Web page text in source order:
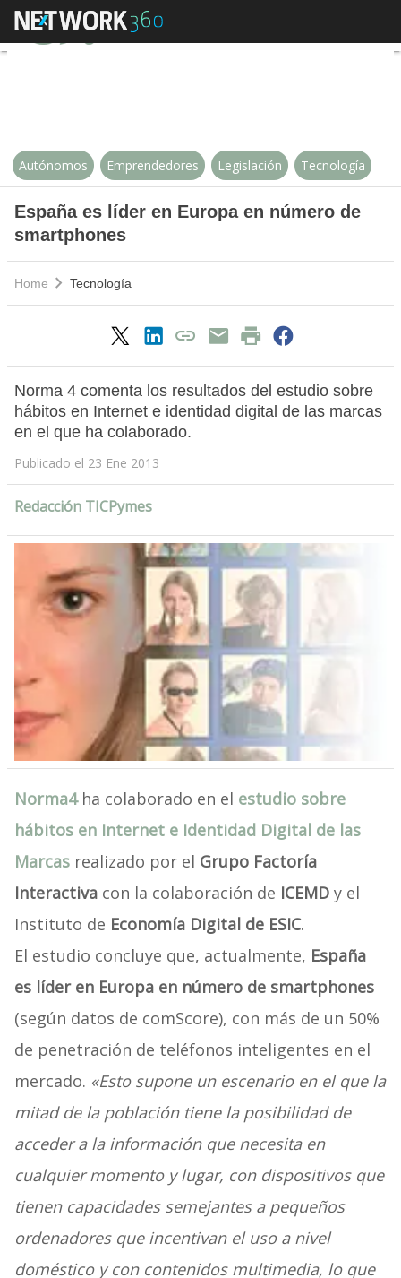
España es líder en Europa en
Autónomos Emprendedores Legislación Tecnología
España es líder en Europa en número de
smartphones
Home Tecnología
Norma 4 comenta los resultados del estudio sobre
hábitos en Internet e identidad digital de las marcas
en el que ha colaborado.
Publicado el 23 Ene 2013
Redacción TICPymes
Norma4ha colaborado en el estudio sobre
hábitos en Internet e Identidad Digital de las
Marcasrealizado por el Grupo Factoría
Interactivacon la colaboración de ICEMD y el
Instituto de Economía Digital de ESIC.
El estudio concluye que, actualmente, España
es líder en Europa en número de smartphones
(según datos de comScore), con más de un 50%
de penetración de teléfonos inteligentes en el
mercado. «Esto supone un escenario en el que la
mitad de la población tiene la posibilidad de
acceder a la información que necesita en
cualquier momento y lugar, con dispositivos que
tienen capacidades semejantes a pequeños
ordenadores que incentivan el uso a nivel
doméstico y con contenidos multimedia, lo que